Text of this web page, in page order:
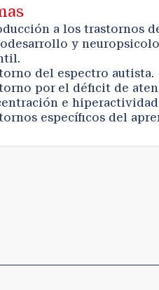
a los trastornos
y
del espectro autista.
por el déficit de
e
específicos del